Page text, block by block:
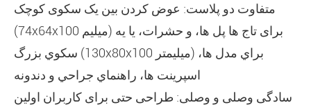
متفاوت دو پلاست: عوض کردن بین یک سکوی کوچک
(74x64x100 میلیم) برای تاج ها پل ها، و حشرات، يا يه
سکوي بزرگ (130x80x100 ميليمتر) براي مدل ها،
اسپرينت ها، راهنماي جراحي و دندونه
سادگی وصلی و وصلی: طراحی حتی برای کاربران اولین